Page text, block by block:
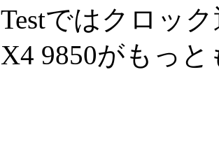
Testではクロッ
X4 9850がもっ